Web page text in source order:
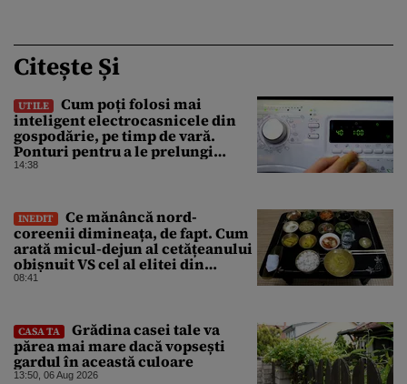
Citește Și
UTILE
Cum poți folosi mai
inteligent electrocasnicele din
gospodărie, pe timp de vară.
Ponturi pentru a le prelungi
durata de viață
14:38
INEDIT
Ce mănâncă nord-
coreenii dimineața, de fapt. Cum
arată micul-dejun al cetățeanului
obișnuit VS cel al elitei din
Phenian
08:41
CASA TA
Grădina casei tale va
părea mai mare dacă vopsești
gardul în această culoare
13:50, 06 Aug 2026